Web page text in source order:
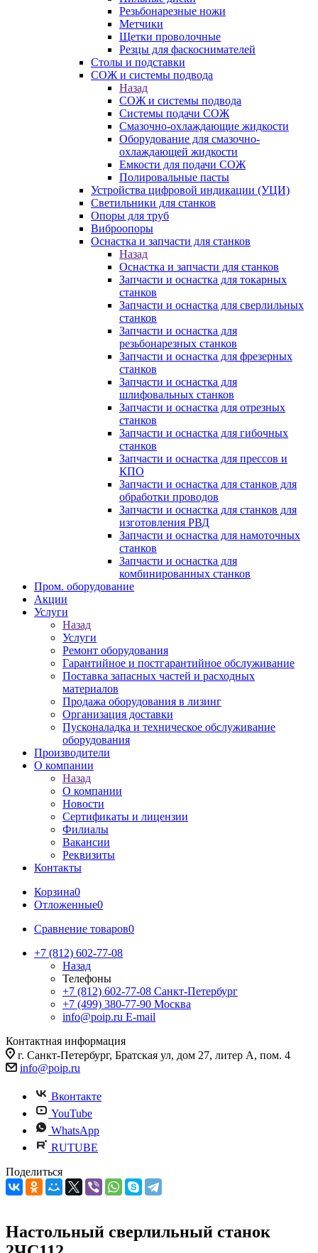
Резьбонарезные ножи
Метчики
Щетки проволочные
Резцы для фаскоснимателей
Столы и подставки
СОЖ и системы подвода
Назад
СОЖ и системы подвода
Системы подачи СОЖ
Смазочно-охлаждающие жидкости
Оборудование для смазочно-
охлаждающей жидкости
Емкости для подачи СОЖ
Полировальные пасты
Устройства цифровой индикации (УЦИ)
Светильники для станков
Опоры для труб
Виброопоры
Оснастка и запчасти для станков
Назад
Оснастка и запчасти для станков
Запчасти и оснастка для токарных
станков
Запчасти и оснастка для сверлильных
станков
Запчасти и оснастка для
резьбонарезных станков
Запчасти и оснастка для фрезерных
станков
Запчасти и оснастка для
шлифовальных станков
Запчасти и оснастка для отрезных
станков
Запчасти и оснастка для гибочных
станков
Запчасти и оснастка для прессов и
КПО
Запчасти и оснастка для станков для
обработки проводов
Запчасти и оснастка для станков для
изготовления РВД
Запчасти и оснастка для намоточных
станков
Запчасти и оснастка для
комбинированных станков
Пром. оборудование
Акции
Услуги
Назад
Услуги
Ремонт оборудования
Гарантийное и постгарантийное обслуживание
Поставка запасных частей и расходных
материалов
Продажа оборудования в лизинг
Организация доставки
Пусконаладка и техническое обслуживание
оборудования
Производители
О компании
Назад
О компании
Новости
Сертификаты и лицензии
Филиалы
Вакансии
Реквизиты
Контакты
Корзина0
Отложенные0
Сравнение товаров0
+7 (812) 602-77-08
Назад
Телефоны
+7 (812) 602-77-08 Санкт-Петербург
+7 (499) 380-77-90 Москва
info@poip.ru E-mail
Контактная информация
г. Санкт-Петербург, Братская ул, дом 27, литер А, пом. 4
info@poip.ru
Вконтакте
YouTube
WhatsApp
RUTUBE
Поделиться
Настольный сверлильный станок